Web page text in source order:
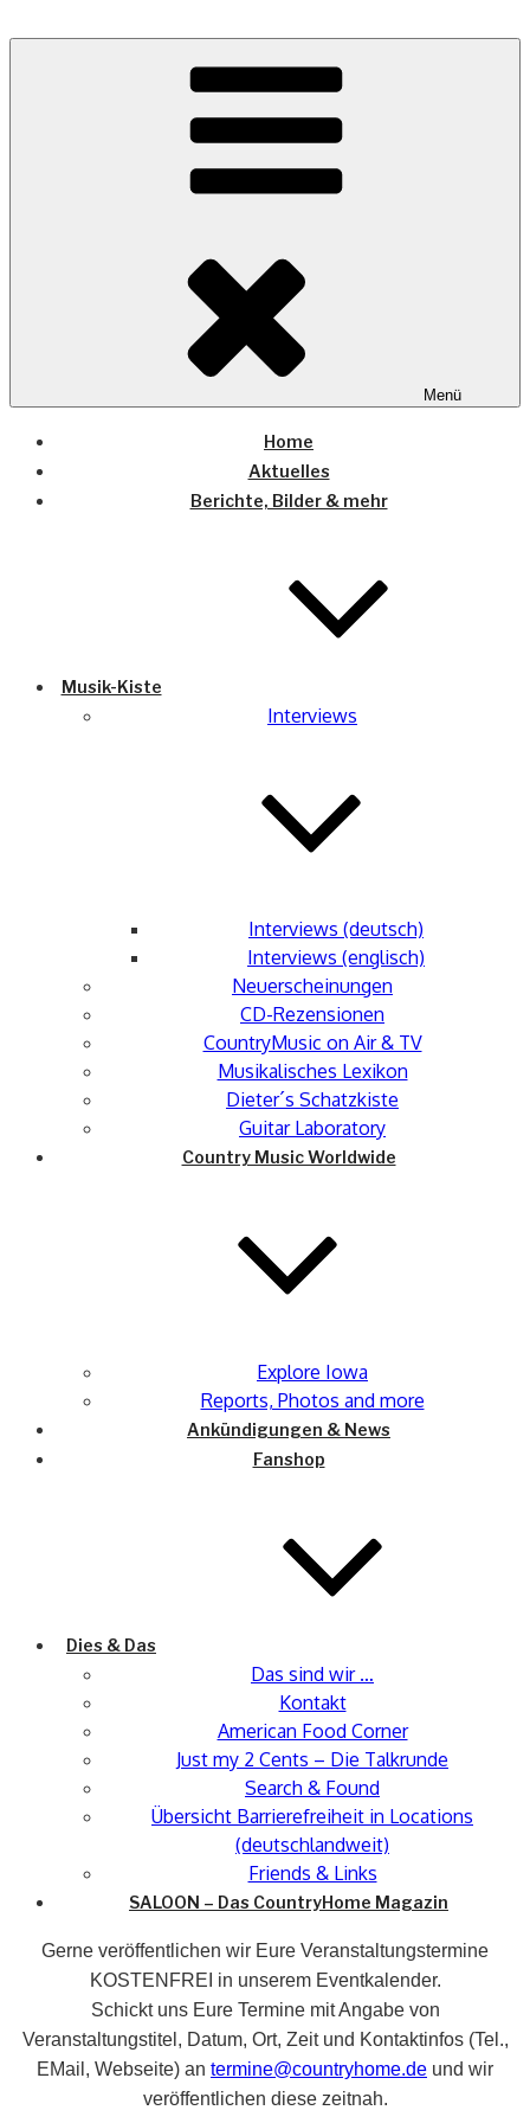
COUNTRYHOME
Wo die (Country-) Musik Zuhause ist
Menü
Home
Aktuelles
Berichte, Bilder & mehr
Musik-Kiste
Interviews
Interviews (deutsch)
Interviews (englisch)
Neuerscheinungen
CD-Rezensionen
CountryMusic on Air & TV
Musikalisches Lexikon
Dieter´s Schatzkiste
Guitar Laboratory
Country Music Worldwide
Explore Iowa
Reports, Photos and more
Ankündigungen & News
Fanshop
Dies & Das
Das sind wir …
Kontakt
American Food Corner
Just my 2 Cents – Die Talkrunde
Search & Found
Übersicht Barrierefreiheit in Locations
(deutschlandweit)
Friends & Links
SALOON – Das CountryHome Magazin
Gerne veröffentlichen wir Eure Veranstaltungstermine
KOSTENFREI in unserem Eventkalender.
Schickt uns Eure Termine mit Angabe von
Veranstaltungstitel, Datum, Ort, Zeit und Kontaktinfos (Tel.,
EMail, Webseite) an termine@countryhome.de und wir
veröffentlichen diese zeitnah.